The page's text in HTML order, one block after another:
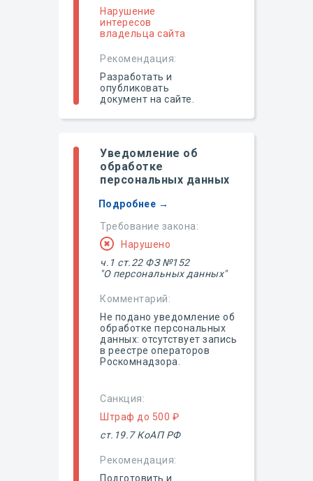
Рекомендация:
Разработать и
опубликовать
документ на сайте.
Нарушение
интересов
владельца сайта
Уведомление об
обработке
персональных данных
Требование закона:
Комментарий:
Санкция:
Нарушено
ч.1 ст.22 ФЗ №152
"О персональных данных"
ст.19.7 КоАП РФ
Рекомендация:
Подготовить и
Штраф до 500 ₽
Подробнее →
Не подано уведомление об
обработке персональных
данных: отсутствует запись
в реестре операторов
Роскомнадзора.